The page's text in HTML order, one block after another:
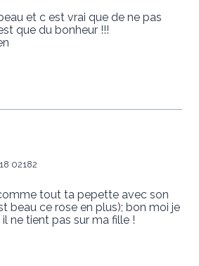
et c est vrai que de ne pas
que du bonheur !!!
02182
tout ta pepette avec son
beau ce rose en plus); bon moi je
il ne tient pas sur ma fille !